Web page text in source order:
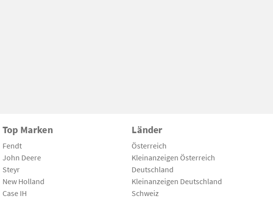
Top Marken
Fendt
John Deere
Steyr
New Holland
Case IH
Länder
Österreich
Kleinanzeigen Österreich
Deutschland
Kleinanzeigen Deutschland
Schweiz